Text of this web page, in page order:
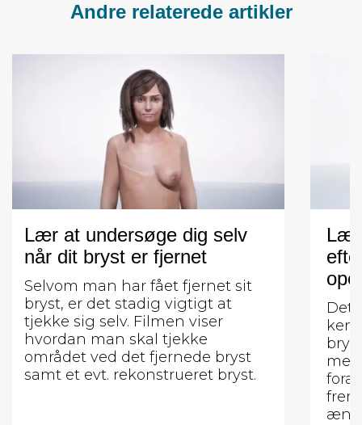
Andre relaterede artikler
Lær at undersøge dig selv
når dit bryst er fjernet
Selvom man har fået fjernet sit
bryst, er det stadig vigtigt at
tjekke sig selv. Filmen viser
hvordan man skal tjekke
området ved det fjernede bryst
samt et evt. rekonstrueret bryst.
Lær
Det